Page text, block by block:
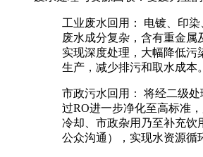
工业废水回用：
电镀、印
废水成分复杂，含有重金属
实现深度处理，大幅降低污
生产，减少排污和取水成本。
市政污水回用：
将经二级处
过RO进一步净化至高标准
冷却、市政杂用乃至补充饮
公众沟通），实现水资源循